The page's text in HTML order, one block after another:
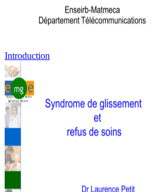
Introduction